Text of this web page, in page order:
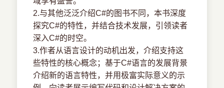
2.与其他泛泛介绍C#的图书不同，本书深度
探究C#的特性，并结合技术发展，引领读者
深入C#的时空。
3.作者从语言设计的动机出发，介绍支持这
些特性的核心概念；基于C#语言的发展背景
介绍新的语言特性，并用极富实际意义的示